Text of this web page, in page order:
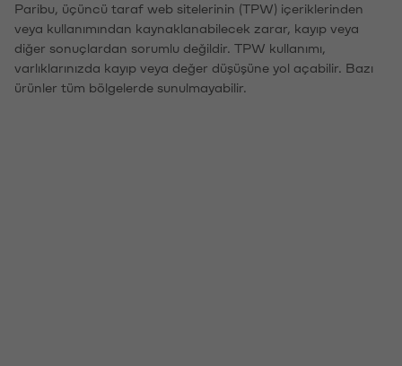
Paribu, üçüncü taraf web sitelerinin (TPW) içeriklerinden
veya kullanımından kaynaklanabilecek zarar, kayıp veya
diğer sonuçlardan sorumlu değildir. TPW kullanımı,
varlıklarınızda kayıp veya değer düşüşüne yol açabilir. Bazı
ürünler tüm bölgelerde sunulmayabilir.